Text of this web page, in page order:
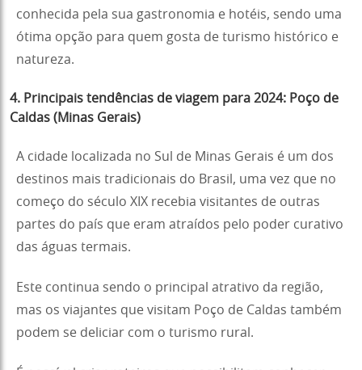
conhecida pela sua gastronomia e hotéis, sendo uma
ótima opção para quem gosta de turismo histórico e
natureza.
4. Principais tendências de viagem para 2024: Poço de
Caldas (Minas Gerais)
A cidade localizada no Sul de Minas Gerais é um dos
destinos mais tradicionais do Brasil, uma vez que no
começo do século XIX recebia visitantes de outras
partes do país que eram atraídos pelo poder curativo
das águas termais.
Este continua sendo o principal atrativo da região,
mas os viajantes que visitam Poço de Caldas também
podem se deliciar com o turismo rural.